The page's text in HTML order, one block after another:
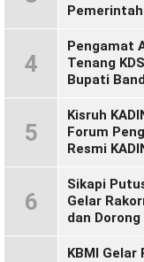
Langgar
Sidak KDM”
4
Pengamat
Tenang
Bupati
5
Kisruh
Forum
Resmi
Segera
6
Sikapi
Gelar
dan
KBMI Gelar